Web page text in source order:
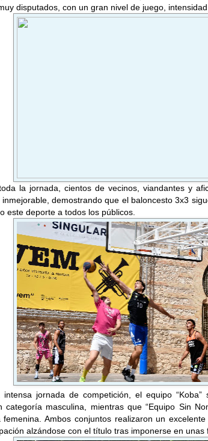
disputados, con un gran nivel de juego, intensidad
la jornada, cientos de vecinos, viandantes y
inmejorable, demostrando que el baloncesto 3x3
este deporte a todos los públicos.
intensa jornada de competición, el equipo “Koba”
categoría masculina, mientras que “Equipo Sin
femenina. Ambos conjuntos realizaron un
alzándose con el título tras imponerse en unas